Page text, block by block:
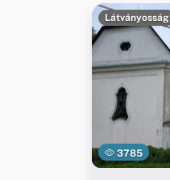
3785
Látványosság